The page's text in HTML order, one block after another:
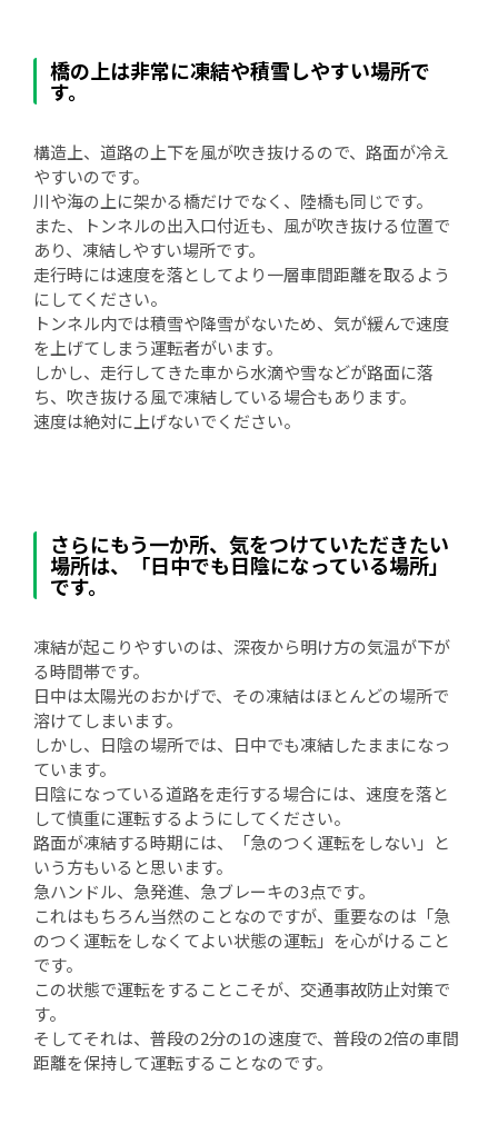
橋の上は非常に凍結や積雪しやすい場所で
す。
構造上、道路の上下を風が吹き抜けるので、路面が冷え
やすいのです。
川や海の上に架かる橋だけでなく、陸橋も同じです。
また、トンネルの出入口付近も、風が吹き抜ける位置で
あり、凍結しやすい場所です。
走行時には速度を落としてより一層車間距離を取るよう
にしてください。
トンネル内では積雪や降雪がないため、気が緩んで速度
を上げてしまう運転者がいます。
しかし、走行してきた車から水滴や雪などが路面に落
ち、吹き抜ける風で凍結している場合もあります。
速度は絶対に上げないでください。
さらにもう一か所、気をつけていただきたい
場所は、「日中でも日陰になっている場所」
です。
凍結が起こりやすいのは、深夜から明け方の気温が下が
る時間帯です。
日中は太陽光のおかげで、その凍結はほとんどの場所で
溶けてしまいます。
しかし、日陰の場所では、日中でも凍結したままになっ
ています。
日陰になっている道路を走行する場合には、速度を落と
して慎重に運転するようにしてください。
路面が凍結する時期には、「急のつく運転をしない」と
いう方もいると思います。
急ハンドル、急発進、急ブレーキの3点です。
これはもちろん当然のことなのですが、重要なのは「急
のつく運転をしなくてよい状態の運転」を心がけること
です。
この状態で運転をすることこそが、交通事故防止対策で
す。
そしてそれは、普段の2分の1の速度で、普段の2倍の車間
距離を保持して運転することなのです。